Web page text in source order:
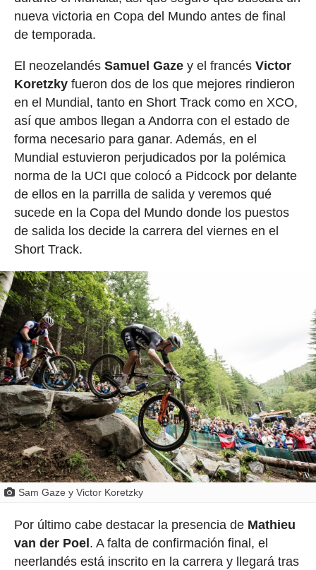
nueva victoria en Copa del Mundo antes de final
de temporada.
El neozelandés Samuel Gazey el francés Victor
Koretzkyfueron dos de los que mejores rindieron
en el Mundial, tanto en Short Track como en XCO,
así que ambos llegan a Andorra con el estado de
forma necesario para ganar. Además, en el
Mundial estuvieron perjudicados por la polémica
norma de la UCI que colocó a Pidcock por delante
de ellos en la parrilla de salida y veremos qué
sucede en la Copa del Mundo donde los puestos
de salida los decide la carrera del viernes en el
Short Track.
Sam Gaze y Victor Koretzky
Por último cabe destacar la presencia de Mathieu
van der Poel . A falta de confirmación final, el
neerlandés está inscrito en la carrera y llegará tras